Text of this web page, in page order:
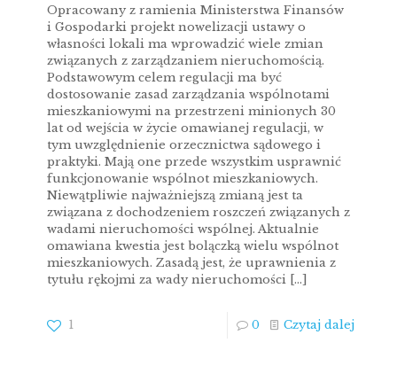
Opracowany z ramienia Ministerstwa Finansów
i Gospodarki projekt nowelizacji ustawy o
własności lokali ma wprowadzić wiele zmian
związanych z zarządzaniem nieruchomością.
Podstawowym celem regulacji ma być
dostosowanie zasad zarządzania wspólnotami
mieszkaniowymi na przestrzeni minionych 30
lat od wejścia w życie omawianej regulacji, w
tym uwzględnienie orzecznictwa sądowego i
praktyki. Mają one przede wszystkim usprawnić
funkcjonowanie wspólnot mieszkaniowych.
Niewątpliwie najważniejszą zmianą jest ta
związana z dochodzeniem roszczeń związanych z
wadami nieruchomości wspólnej. Aktualnie
omawiana kwestia jest bolączką wielu wspólnot
mieszkaniowych. Zasadą jest, że uprawnienia z
tytułu rękojmi za wady nieruchomości […]
1 0 Czytaj dalej